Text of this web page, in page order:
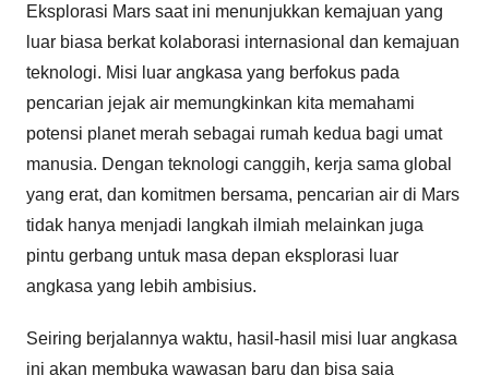
Eksplorasi Mars saat ini menunjukkan kemajuan yang
luar biasa berkat kolaborasi internasional dan kemajuan
teknologi. Misi luar angkasa yang berfokus pada
pencarian jejak air memungkinkan kita memahami
potensi planet merah sebagai rumah kedua bagi umat
manusia. Dengan teknologi canggih, kerja sama global
yang erat, dan komitmen bersama, pencarian air di Mars
tidak hanya menjadi langkah ilmiah melainkan juga
pintu gerbang untuk masa depan eksplorasi luar
angkasa yang lebih ambisius.
Seiring berjalannya waktu, hasil-hasil misi luar angkasa
ini akan membuka wawasan baru dan bisa saja